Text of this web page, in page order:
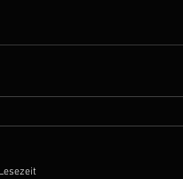
etwas mehr Zeit für
bei mir. Ich bin in Italien